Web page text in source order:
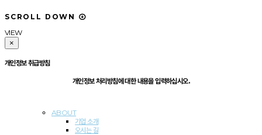
S C R O L L D OW N
VIEW
×
개인정보 취급방침
개인정보 처리방침에 대한 내용을 입력하십시오.
ABOUT
기업 소개
오시는 길